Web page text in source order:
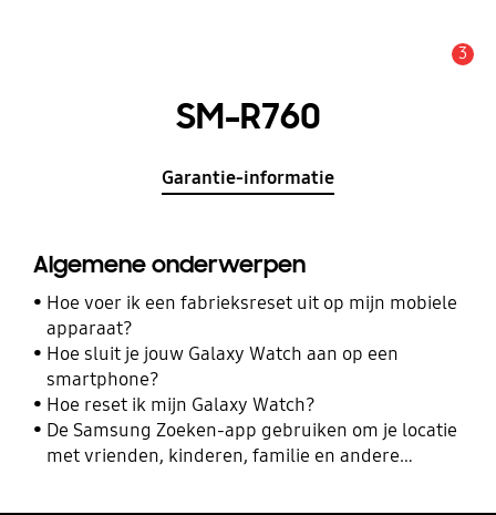
3
SM-R760
Garantie-informatie
Algemene onderwerpen
Hoe voer ik een fabrieksreset uit op mijn mobiele
apparaat?
Hoe sluit je jouw Galaxy Watch aan op een
smartphone?
Hoe reset ik mijn Galaxy Watch?
De Samsung Zoeken-app gebruiken om je locatie
met vrienden, kinderen, familie en andere